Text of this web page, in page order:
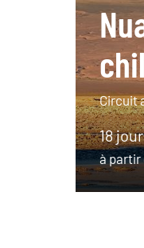
Circuit
18
à partir